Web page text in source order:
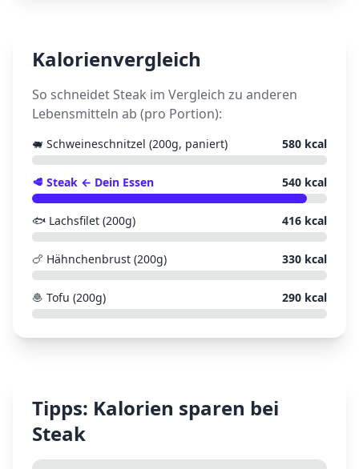
Kalorienvergleich
So schneidetSteak im Vergleich zu anderen
Lebensmitteln ab (pro Portion):
🐖 Schweineschnitzel (200g, paniert) 580 kcal
🥩 Steak ← Dein Essen 540 kcal
🐟 Lachsfilet (200g) 416 kcal
🍗 Hähnchenbrust (200g) 330 kcal
🧆 Tofu (200g) 290 kcal
Tipps: Kalorien sparen bei
Steak